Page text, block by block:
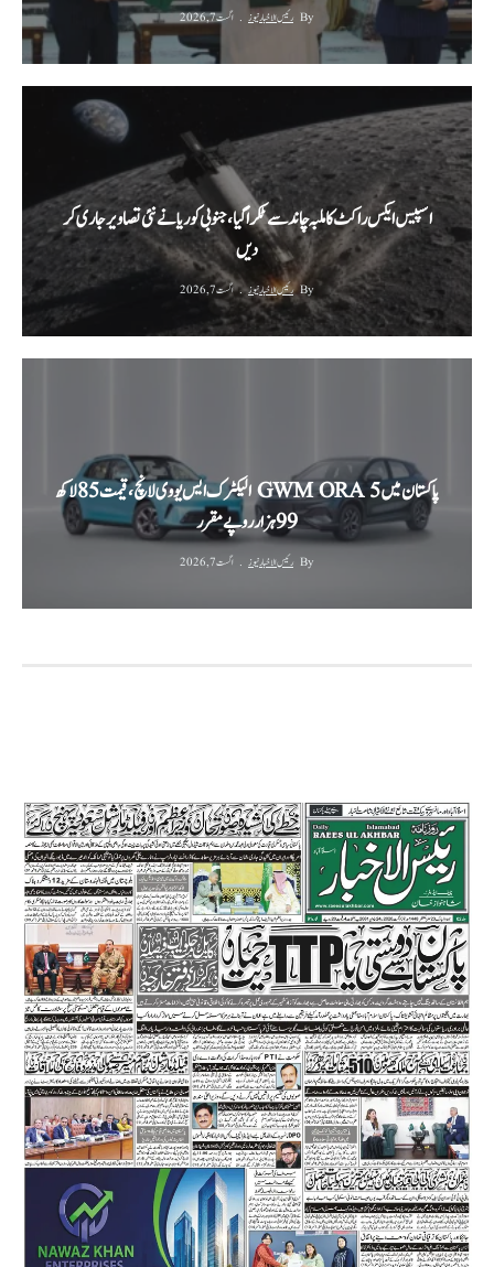
By رئیس الاخبار نیوز اگست 7, 2026
اسپیس ایکس راکٹ کا ملبہ چاند سے ٹکرا گیا، جنوبی کوریا نے نئی تصاویر جاری کر
دیں
By رئیس الاخبار نیوز اگست 7, 2026
پاکستان میں GWM ORA 5 الیکٹرک ایس یو وی لانچ، قیمت 85 لاکھ
99 ہزار روپے مقرر
By رئیس الاخبار نیوز اگست 7, 2026